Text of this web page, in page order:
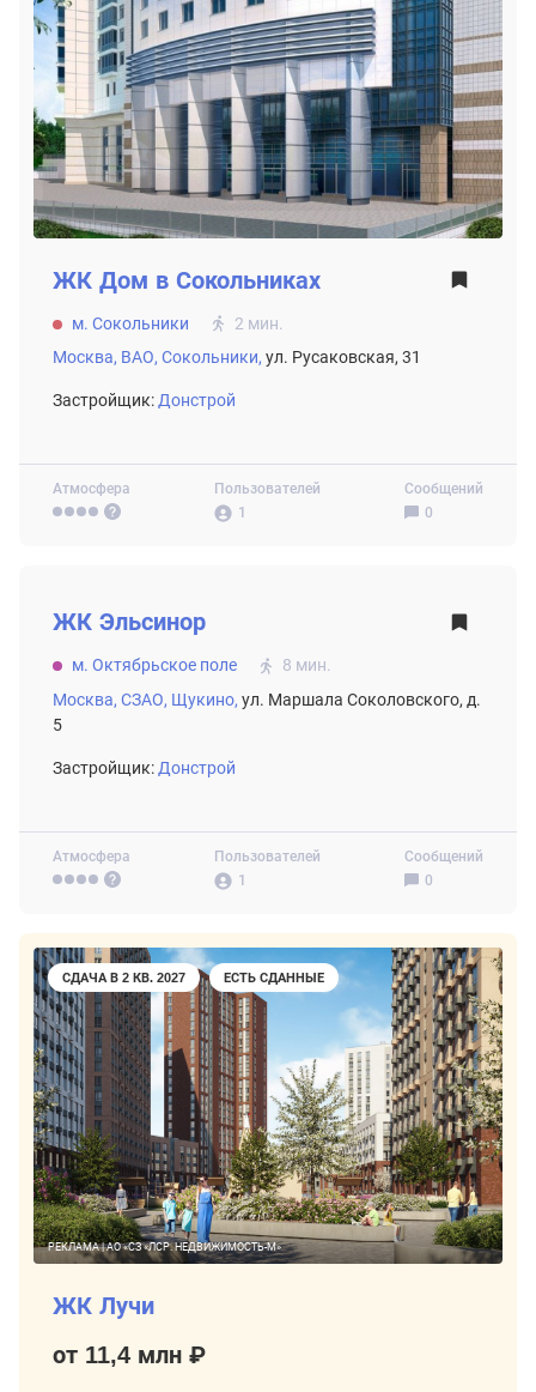
Атмосфера
Пользователей
1
Сообщений
0
ЖК Дом в Сокольниках
м. Сокольники
2 мин.
Москва, ВАО, Сокольники, ул. Русаковская, 31
Застройщик:Донстрой
Атмосфера
Пользователей
1
Сообщений
0
ЖК Эльсинор
м. Октябрьское поле
8 мин.
Москва, СЗАО, Щукино, ул. Маршала Соколовского, д.
5
Застройщик: Донстрой
СДАЧА В 2 КВ. 2027 ЕСТЬ СДАННЫЕ
РЕКЛАМА | АО «СЗ «ЛСР. НЕДВИЖИМОСТЬ-М»
ЖК Лучи
от 11,4 млн ₽